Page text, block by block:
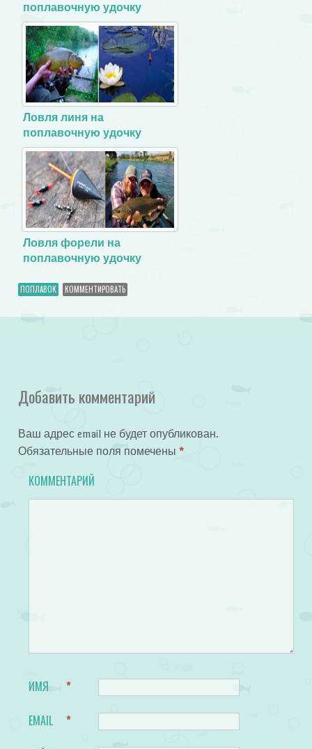
поплавочную удочку
Ловля линя на
поплавочную удочку
Ловля форели на
поплавочную удочку
ПОПЛАВОК КОММЕНТИРОВАТЬ
Добавить комментарий
Ваш адрес email не будет опубликован.
Обязательные поля помечены *
КОММЕНТАРИЙ
ИМЯ *
EMAIL *